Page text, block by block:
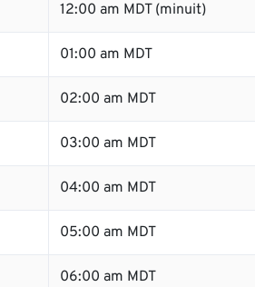
12:00 am MDT (minuit)
01:00 am MDT
02:00 am MDT
03:00 am MDT
04:00 am MDT
05:00 am MDT
06:00 am MDT